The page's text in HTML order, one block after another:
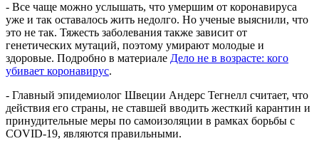
- Все чаще можно услышать, что умершим от коронавируса
уже и так оставалось жить недолго. Но ученые выяснили, что
это не так. Тяжесть заболевания также зависит от
генетических мутаций, поэтому умирают молодые и
здоровые. Подробно в материале Дело не в возрасте: кого
убивает коронавирус.
- Главный эпидемиолог Швеции Андерс Тегнелл считает, что
действия его страны, не ставшей вводить жесткий карантин и
принудительные меры по самоизоляции в рамках борьбы с
COVID-19, являются правильными.